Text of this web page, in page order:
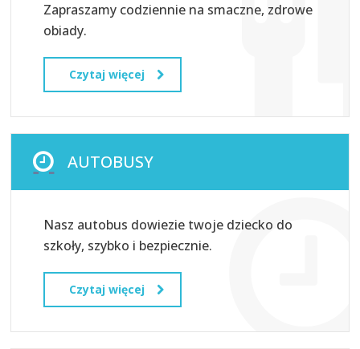
Zapraszamy codziennie na smaczne, zdrowe
obiady.
Czytaj więcej
AUTOBUSY
Nasz autobus dowiezie twoje dziecko do
szkoły, szybko i bezpiecznie.
Czytaj więcej